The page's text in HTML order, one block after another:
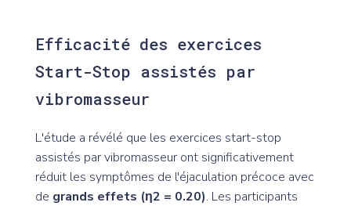
Efficacité des exercices
Start-Stop assistés par
vibromasseur
L'étude a révélé que les exercices start-stop
assistés par vibromasseur ont significativement
réduit les symptômes de l'éjaculation précoce avec
de grands effets (η2 = 0.20). Les participants